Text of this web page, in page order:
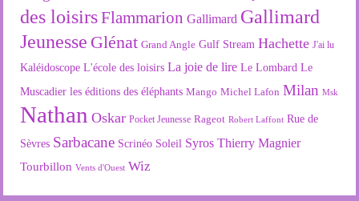
des loisirsFlammarion Gallimard Gallimard
Jeunesse Glénat Grand Angle Gulf Stream Hachette J'ai lu
Kaléidoscope L'école des loisirs La joie de lire Le Lombard Le
Muscadier les éditions des éléphants Mango Michel Lafon Milan Msk
Nathan Oskar Pocket Jeunesse Rageot Robert Laffont Rue de
Sèvres Sarbacane Scrinéo Soleil Syros Thierry Magnier
Tourbillon Vents d'Ouest Wiz